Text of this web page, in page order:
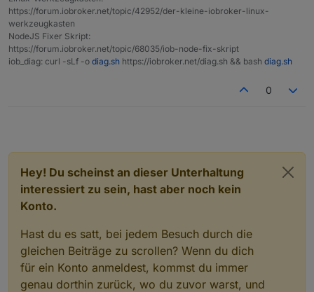
https://forum.iobroker.net/topic/42952/der-kleine-iobroker-linux-
werkzeugkasten
NodeJS Fixer Skript:
https://forum.iobroker.net/topic/68035/iob-node-fix-skript
iob_diag: curl -sLf -o diag.sh https://iobroker.net/diag.sh && bash diag.sh
0
Hey! Du scheinst an dieser Unterhaltung
interessiert zu sein, hast aber noch kein
Konto.
Hast du es satt, bei jedem Besuch durch die
gleichen Beiträge zu scrollen? Wenn du dich
für ein Konto anmeldest, kommst du immer
genau dorthin zurück, wo du zuvor warst, und